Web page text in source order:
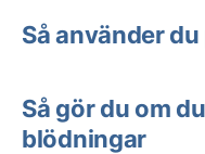
Så använder
Så gör du om
blödningar